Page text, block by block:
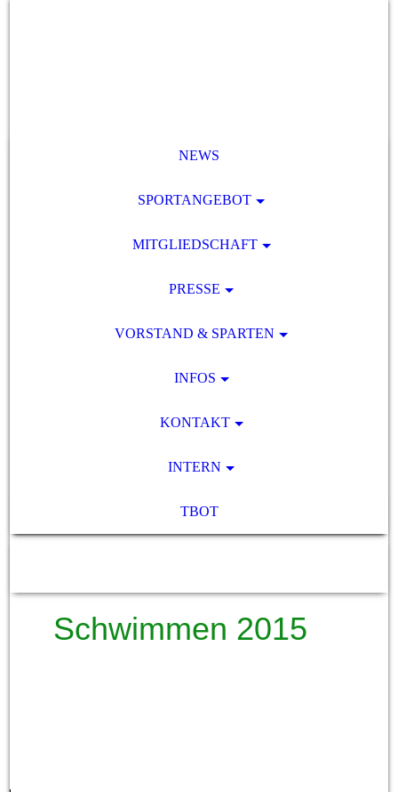
NEWS
SPORTANGEBOT
MITGLIEDSCHAFT
PRESSE
VORSTAND & SPARTEN
INFOS
KONTAKT
INTERN
TBOT
Schwimmen 2015